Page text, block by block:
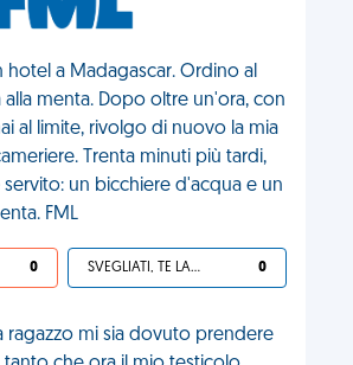
a Madagascar. Ordino al
menta. Dopo oltre un'ora, con
al limite, rivolgo di nuovo la mia
Trenta minuti più tardi,
un bicchiere d'acqua e un
FML
0 SVEGLIATI, TE LA SEI CERCATA! 0
ragazzo mi sia dovuto prendere